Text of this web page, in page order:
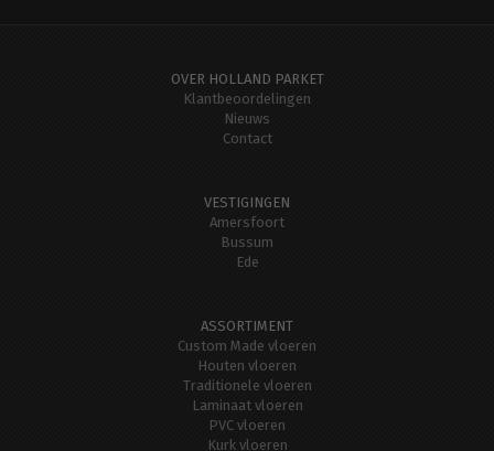
OVER HOLLAND PARKET
Klantbeoordelingen
Nieuws
Contact
VESTIGINGEN
Amersfoort
Bussum
Ede
ASSORTIMENT
Custom Made vloeren
Houten vloeren
Traditionele vloeren
Laminaat vloeren
PVC vloeren
Kurk vloeren